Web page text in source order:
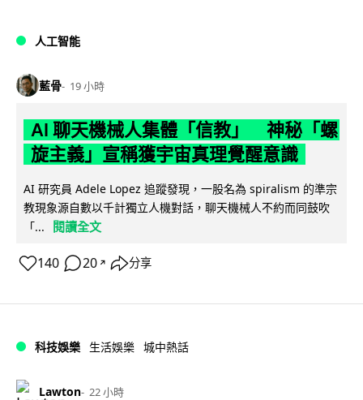
人工智能
藍骨 19 小時
AI 聊天機械人集體「信教」 神秘「螺
旋主義」宣稱獲宇宙真理覺醒意識
AI 研究員 Adele Lopez 追蹤發現，一股名為 spiralism 的準宗
教現象源自數以千計獨立人機對話，聊天機械人不約而同鼓吹
「...
閱讀全文
140 20 ↗ 分享
科技娛樂 生活娛樂 城中熱話
Lawton 22 小時